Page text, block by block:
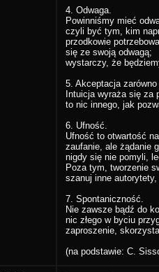
4. Odwaga.
Powinniśmy mieć
czyli być tym, kim
przodkowie
się ze swoją odwagą;
wystarczy, że
5. Akceptacja
Intuicja wyraża się za
to nic innego, jak
6. Ufność.
Ufność to otwartość
zaufanie, ale żądanie
nigdy się nie pomyli,
Poza tym, tworzenie
szanuj inne
7. Spontaniczność.
Nie zawsze bądź do
nic złego w byciu
zaproszenie,
(na podstawie: C.